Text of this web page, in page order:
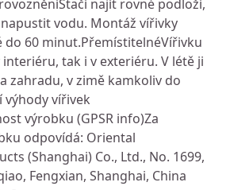
najít rovné podloží,
vodu. Montáž vířivky
do 60 minut.PřemístitelnéVířivku
tak i v exteriéru. V létě ji
zahradu, v zimě kamkoliv do
výhody vířivek
výrobku (GPSR info)Za
odpovídá: Oriental
(Shanghai) Co., Ltd., No. 1699,
Fengxian, Shanghai, China